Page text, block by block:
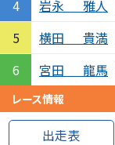
4
岩永 雅人
5
横田 貴満
6
宮田 龍馬
レース情報
出走表